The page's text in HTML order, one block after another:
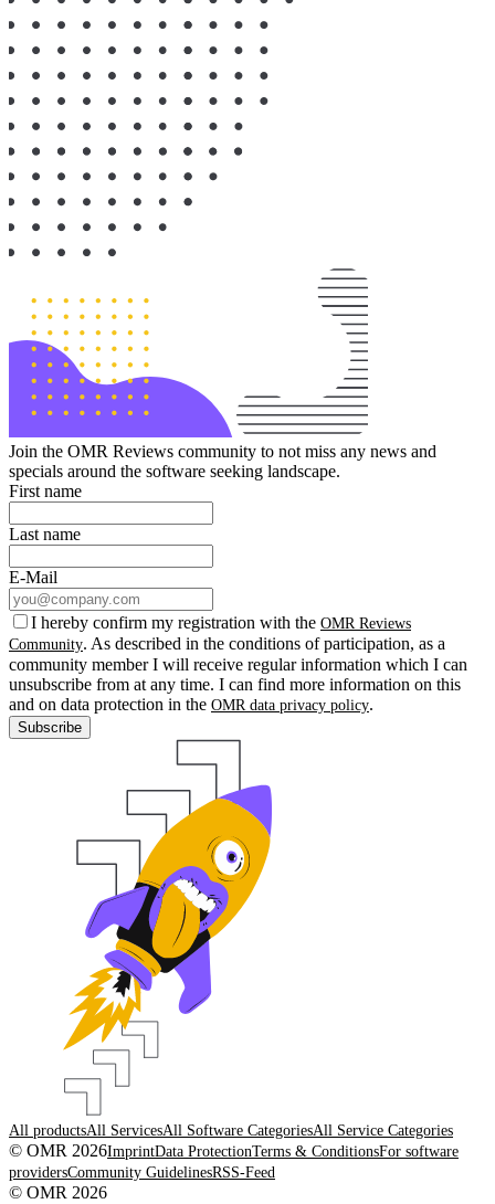
Join the OMR Reviews community to not miss any news and
specials around the software seeking landscape.
First name
Last name
E-Mail
I hereby confirm my registration with the OMR Reviews
Community. As described in the conditions of participation, as a
community member I will receive regular information which I can
unsubscribe from at any time. I can find more information on this
and on data protection in the OMR data privacy policy.
Subscribe
All productsAll ServicesAll Software CategoriesAll Service Categories
© OMR 2026ImprintData ProtectionTerms & ConditionsFor software
providersCommunity GuidelinesRSS-Feed
© OMR 2026